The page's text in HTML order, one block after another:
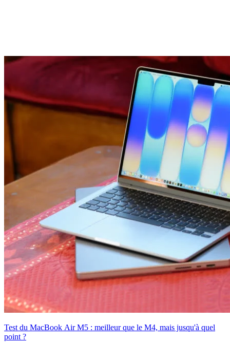
Test du MacBook Air M5 : meilleur que le M4, mais jusqu'à quel
point ?